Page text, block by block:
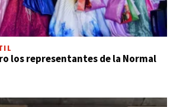
los representantes de la Normal